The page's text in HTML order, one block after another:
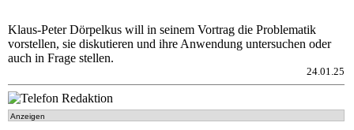
Klaus-Peter Dörpelkus will in seinem Vortrag die Problematik
vorstellen, sie diskutieren und ihre Anwendung untersuchen oder
auch in Frage stellen.
24.01.25
Anzeigen